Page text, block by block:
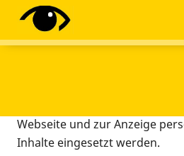
Diese Webseite setzt
Tracking-Tools ein. Dies
Webseite und zur Anzeige
Inhalte eingesetzt werden.